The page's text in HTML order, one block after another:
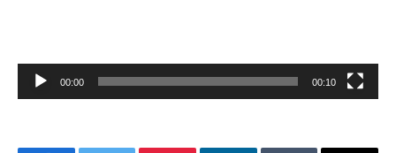
00:00 00:10